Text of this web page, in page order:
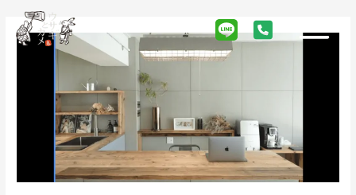
content
Menu
GALLERIA
eyelash-
エ
Post
pagination